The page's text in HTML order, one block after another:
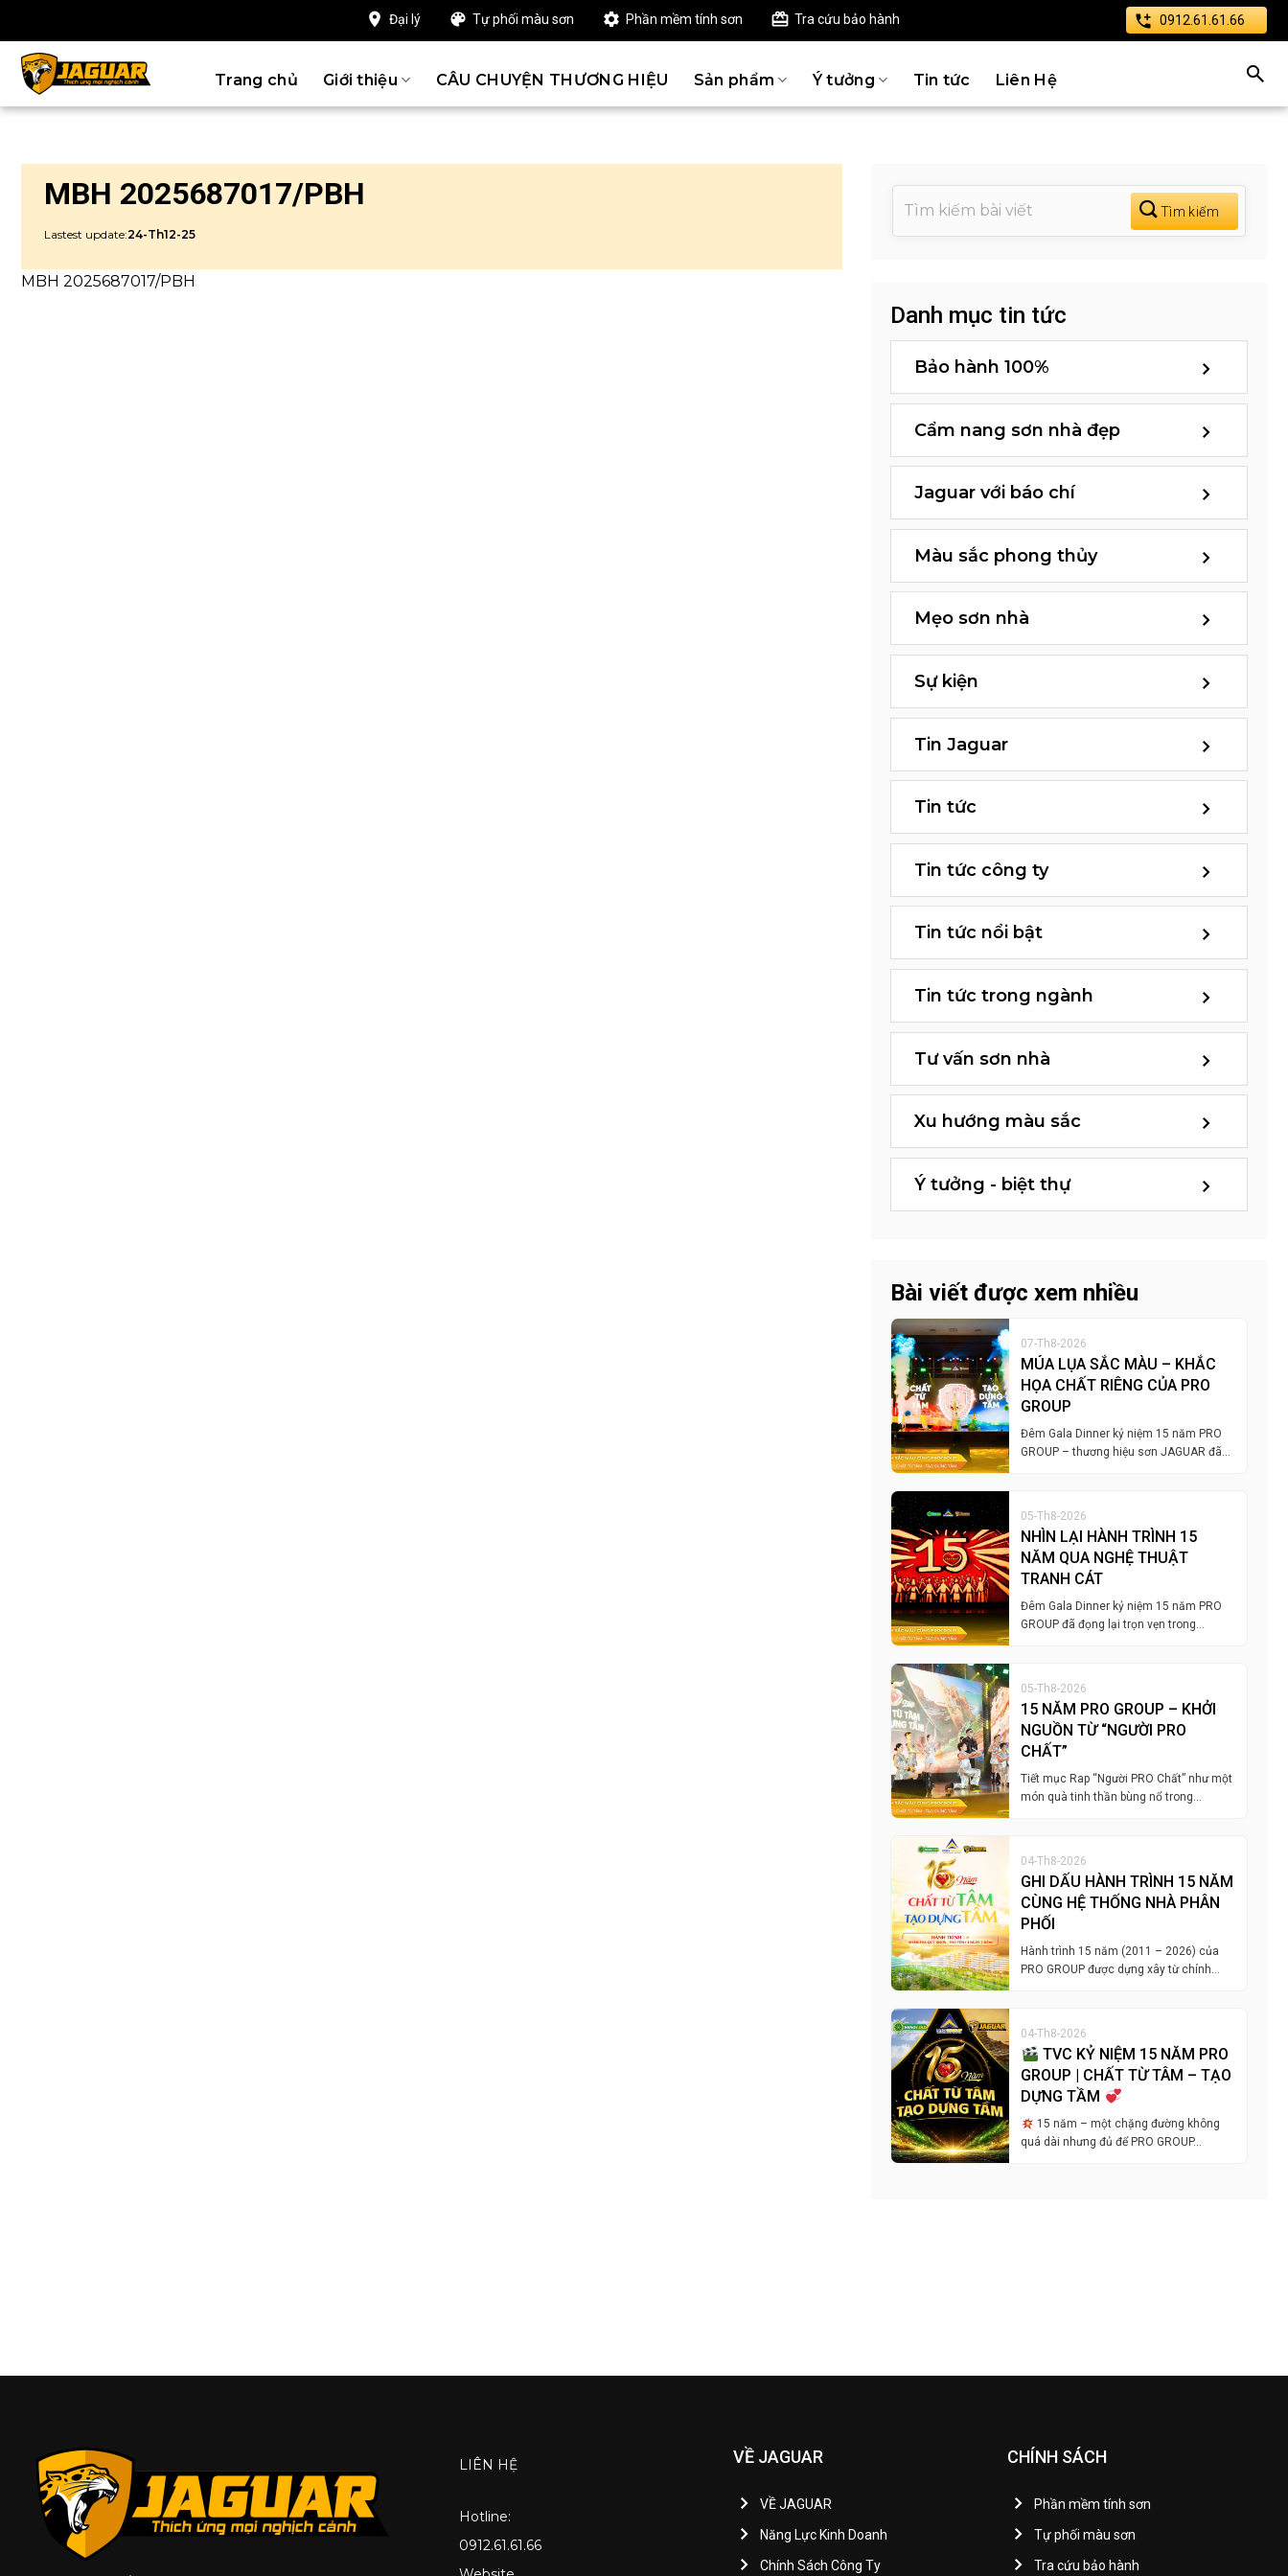
dung
Đại lý Tự phối màu sơn Phần mềm tính sơn Tra cứu bảo hành 0912.61.61.66
Trang chủ Giới thiệu CÂU CHUYỆN THƯƠNG HIỆU Sản phẩm Ý tưởng Tin tức Liên Hệ
MBH 2025687017/PBH
Lastest update:24-Th12-25
MBH 2025687017/PBH
Danh mục tin tức
Bảo hành 100%
Cẩm nang sơn nhà đẹp
Jaguar với báo chí
Màu sắc phong thủy
Mẹo sơn nhà
Sự kiện
Tin Jaguar
Tin tức
Tin tức công ty
Tin tức nổi bật
Tin tức trong ngành
Tư vấn sơn nhà
Xu hướng màu sắc
Ý tưởng - biệt thự
Bài viết được xem nhiều
07-Th8-2026
MÚA LỤA SẮC MÀU – KHẮC
HỌA CHẤT RIÊNG CỦA PRO
GROUP
Đêm Gala Dinner kỷ niệm 15 năm PRO
GROUP – thương hiệu sơn JAGUAR đã…
05-Th8-2026
NHÌN LẠI HÀNH TRÌNH 15
NĂM QUA NGHỆ THUẬT
TRANH CÁT
Đêm Gala Dinner kỷ niệm 15 năm PRO
GROUP đã đọng lại trọn vẹn trong…
05-Th8-2026
15 NĂM PRO GROUP – KHỞI
NGUỒN TỪ “NGƯỜI PRO
CHẤT”
Tiết mục Rap “Người PRO Chất” như một
món quà tinh thần bùng nổ trong…
04-Th8-2026
GHI DẤU HÀNH TRÌNH 15 NĂM
CÙNG HỆ THỐNG NHÀ PHÂN
PHỐI
Hành trình 15 năm (2011 – 2026) của
PRO GROUP được dựng xây từ chính…
04-Th8-2026
TVC KỶ NIỆM 15 NĂM PRO
GROUP | CHẤT TỪ TÂM – TẠO
DỰNG TẦM
15 năm – một chặng đường không
quá dài nhưng đủ để PRO GROUP…
LIÊN HỆ
Hotline:
0912.61.61.66
VỀ JAGUAR
VỀ JAGUAR
Năng Lực Kinh Doanh
Chính Sách Công Ty
CHÍNH SÁCH
Phần mềm tính sơn
Tự phối màu sơn
Tra cứu bảo hành